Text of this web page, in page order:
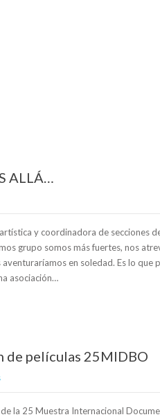
ALLÁ…
y coordinadora de secciones
grupo somos más fuertes, nos
aventuraríamos en soledad. Es lo
asociación…
de películas 25MIDBO
la 25 Muestra Internacional